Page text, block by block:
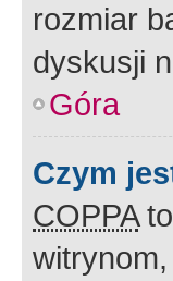
rozmiar
dyskusji
Góra
Czym
COPPAto